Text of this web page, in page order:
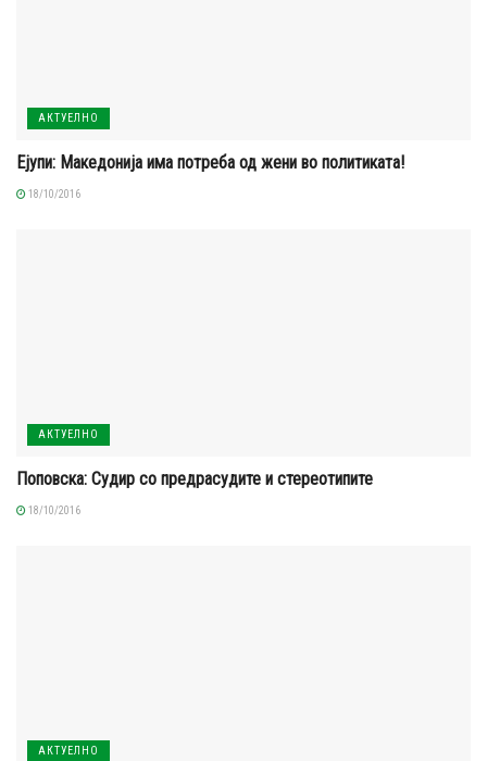
АКТУЕЛНО
Ејупи: Македонија има потреба од жени во политиката!
18/10/2016
АКТУЕЛНО
Поповска: Судир со предрасудите и стереотипите
18/10/2016
АКТУЕЛНО